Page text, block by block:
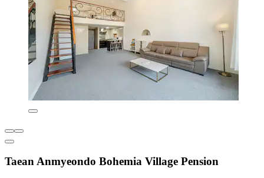
Taean Anmyeondo Bohemia Village Pension